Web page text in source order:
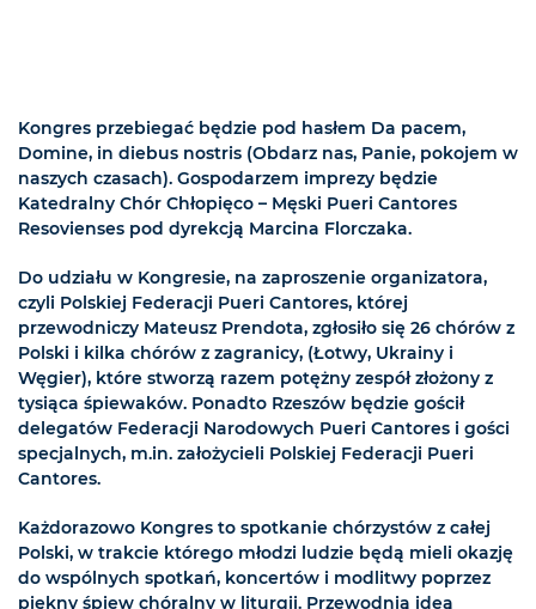
Kongres przebiegać będzie pod hasłem Da pacem,
Domine, in diebus nostris (Obdarz nas, Panie, pokojem w
naszych czasach). Gospodarzem imprezy będzie
Katedralny Chór Chłopięco – Męski Pueri Cantores
Resovienses pod dyrekcją Marcina Florczaka.
Do udziału w Kongresie, na zaproszenie organizatora,
czyli Polskiej Federacji Pueri Cantores, której
przewodniczy Mateusz Prendota, zgłosiło się 26 chórów z
Polski i kilka chórów z zagranicy, (Łotwy, Ukrainy i
Węgier), które stworzą razem potężny zespół złożony z
tysiąca śpiewaków. Ponadto Rzeszów będzie gościł
delegatów Federacji Narodowych Pueri Cantores i gości
specjalnych, m.in. założycieli Polskiej Federacji Pueri
Cantores.
Każdorazowo Kongres to spotkanie chórzystów z całej
Polski, w trakcie którego młodzi ludzie będą mieli okazję
do wspólnych spotkań, koncertów i modlitwy poprzez
piękny śpiew chóralny w liturgii. Przewodnią ideą